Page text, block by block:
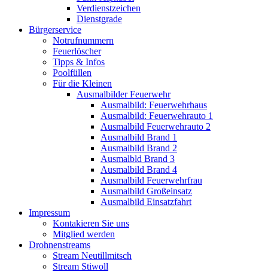
Verdienstzeichen
Dienstgrade
Bürgerservice
Notrufnummern
Feuerlöscher
Tipps & Infos
Poolfüllen
Für die Kleinen
Ausmalbilder Feuerwehr
Ausmalbild: Feuerwehrhaus
Ausmalbild: Feuerwehrauto 1
Ausmalbild Feuerwehrauto 2
Ausmalbild Brand 1
Ausmalbild Brand 2
Ausmalbld Brand 3
Ausmalbild Brand 4
Ausmalbild Feuerwehrfrau
Ausmalbild Großeinsatz
Ausmalbild Einsatzfahrt
Impressum
Kontakieren Sie uns
Mitglied werden
Drohnenstreams
Stream Neutillmitsch
Stream Stiwoll